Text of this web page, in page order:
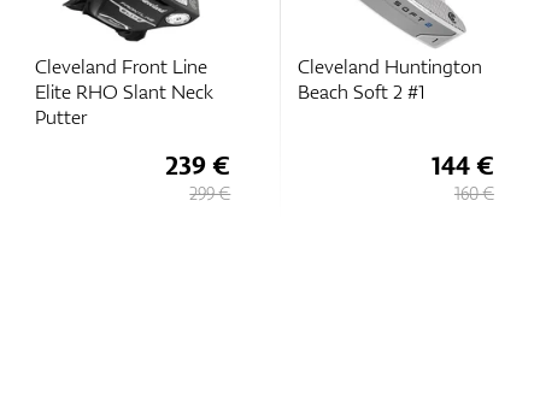
Cleveland Front Line
Elite RHO Slant Neck
Putter
239 €
299 €
Cleveland Huntington
Beach Soft 2 #1
144 €
160 €